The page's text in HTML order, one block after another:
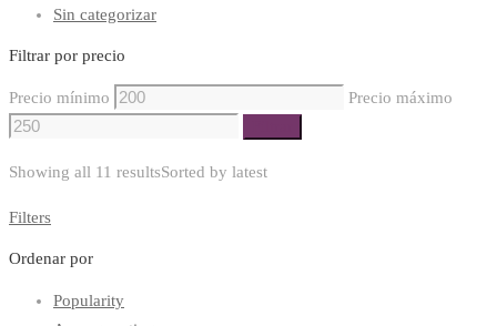
Sin categorizar
Filtrar por precio
Precio mínimo
Precio máximo
Showing all 11 resultsSorted by latest
Filters
Ordenar por
Popularity